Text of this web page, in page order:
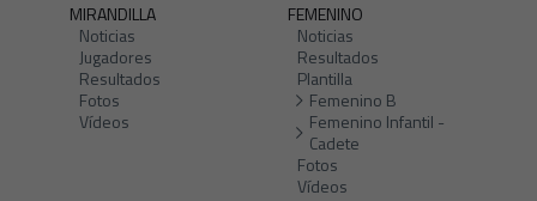
MIRANDILLA
Noticias
Jugadores
Resultados
Fotos
Vídeos
FEMENINO
Noticias
Resultados
Plantilla
Femenino B
Femenino Infantil -
Cadete
Fotos
Vídeos